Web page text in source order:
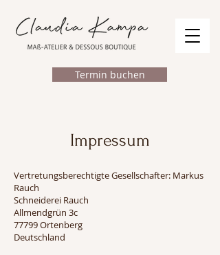
Termin buchen
Impressum
Vertretungsberechtigte Gesellschafter: Markus
Rauch
​Schneiderei Rauch
Allmendgrün 3c
77799 Ortenberg
Deutschland